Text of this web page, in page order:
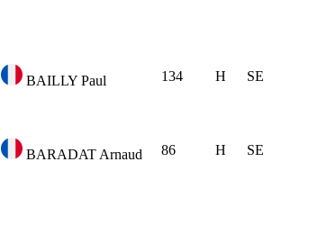
BAILLY Paul
134 H SE
BARADAT Arnaud
86 H SE